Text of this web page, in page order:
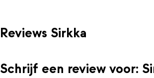
Reviews Sirkka
Schrijf een review voor: